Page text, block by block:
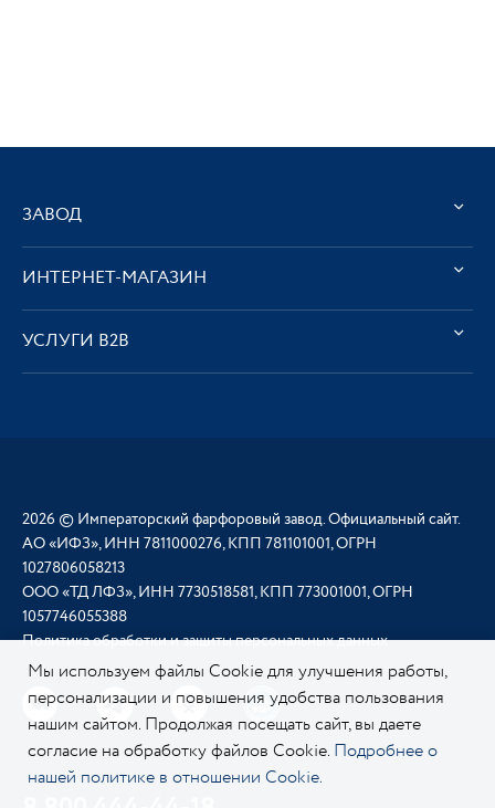
ЗАВОД
ИНТЕРНЕТ-МАГАЗИН
УСЛУГИ В2В
2026 © Императорский фарфоровый завод. Официальный сайт.
АО «ИФЗ», ИНН 7811000276, КПП 781101001, ОГРН
1027806058213
ООО «ТД ЛФЗ», ИНН 7730518581, КПП 773001001, ОГРН
1057746055388
Политика обработки и защиты персональных данных
Мы используем файлы Cookie для улучшения работы,
персонализации и повышения удобства пользования
нашим сайтом. Продолжая посещать сайт, вы даете
согласие на обработку файлов Cookie. Подробнее о
нашей политике в отношении Cookie.